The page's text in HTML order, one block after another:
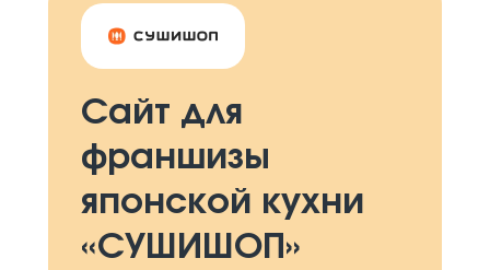
Сайт для
франшизы
японской кухни
«СУШИШОП»